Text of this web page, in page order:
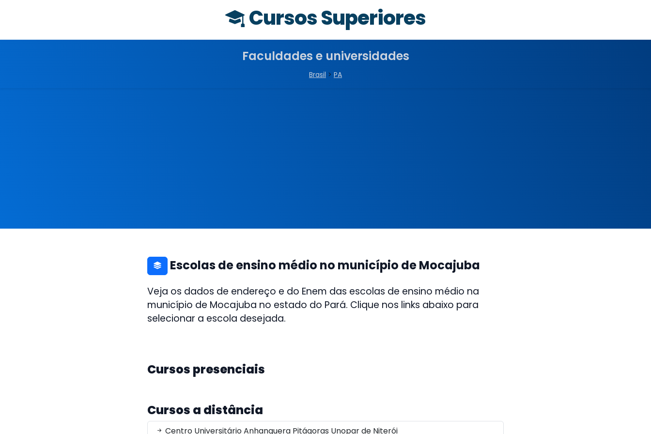
Cursos Superiores
Faculdades e universidades
Brasil > PA
Escolas de ensino médio no município de Mocajuba
Veja os dados de endereço e do Enem das escolas de ensino médio na
município de Mocajuba no estado do Pará. Clique nos links abaixo para
selecionar a escola desejada.
Cursos presenciais
Cursos a distância
Centro Universitário Anhanguera Pitágoras Unopar de Niterói